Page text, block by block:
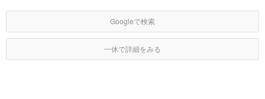
Googleで検索
一休で詳細をみる